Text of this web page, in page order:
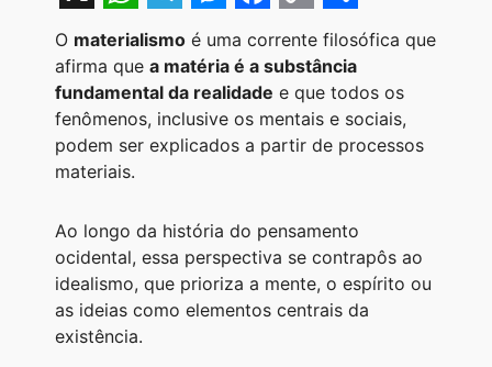
X W
h
a
t
s
p
p
T
e
l
e
g
a
m
M
e
s
s
e
g
e
r
F
a
c
e
b
o
k
C
o
p
y
n
k
S
h
a
r
e
O materialismo é uma corrente filosófica que
afirma que a matéria é a substância
fundamental da realidade e que todos os
fenômenos, inclusive os mentais e sociais,
podem ser explicados a partir de processos
materiais.
Ao longo da história do pensamento
ocidental, essa perspectiva se contrapôs ao
idealismo, que prioriza a mente, o espírito ou
as ideias como elementos centrais da
existência.